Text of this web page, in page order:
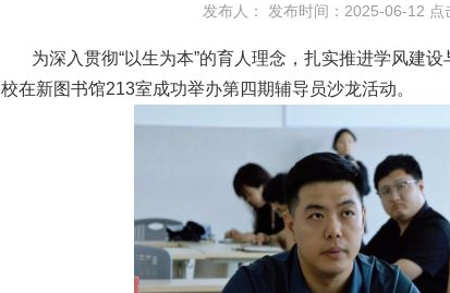
发布人： 发布时间：2025-06-12 点
为深入贯彻“以生为本”的育人理念，扎实推进学风建
校在新图书馆213室成功举办第四期辅导员沙龙活动。